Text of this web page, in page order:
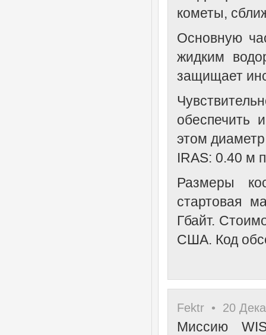
кометы,
Основную
жидким
защищает
обеспечить
этом
IRAS: 0.40 м
Размеры
стартовая
Гбайт.
США. Код
Fektr • 20
Миссию